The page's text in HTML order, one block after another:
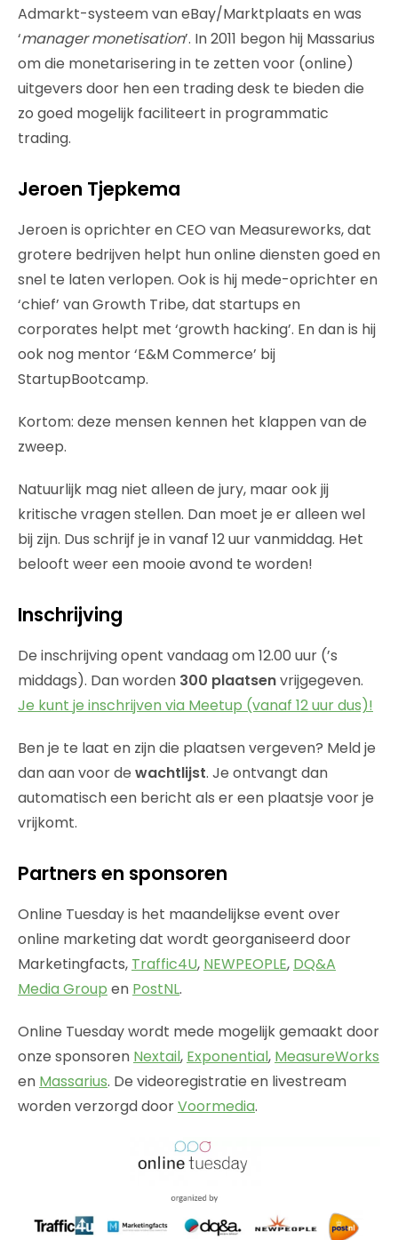
Admarkt-systeem van eBay/Marktplaats en was
‘manager monetisation’. In 2011 begon hij Massarius
om die monetarisering in te zetten voor (online)
uitgevers door hen een trading desk te bieden die
zo goed mogelijk faciliteert in programmatic
trading.
Jeroen Tjepkema
Jeroen is oprichter en CEO van Measureworks, dat
grotere bedrijven helpt hun online diensten goed en
snel te laten verlopen. Ook is hij mede-oprichter en
‘chief’ van Growth Tribe, dat startups en
corporates helpt met ‘growth hacking’. En dan is hij
ook nog mentor ‘E&M Commerce’ bij
StartupBootcamp.
Kortom: deze mensen kennen het klappen van de
zweep.
Natuurlijk mag niet alleen de jury, maar ook jij
kritische vragen stellen. Dan moet je er alleen wel
bij zijn. Dus schrijf je in vanaf 12 uur vanmiddag. Het
belooft weer een mooie avond te worden!
Inschrijving
De inschrijving opent vandaag om 12.00 uur (’s
middags). Dan worden 300 plaatsenvrijgegeven.
Je kunt je inschrijven via Meetup (vanaf 12 uur dus)!
Ben je te laat en zijn die plaatsen vergeven? Meld je
dan aan voor de wachtlijst. Je ontvangt dan
automatisch een bericht als er een plaatsje voor je
vrijkomt.
Partners en sponsoren
Online Tuesday is het maandelijkse event over
online marketing dat wordt georganiseerd door
Marketingfacts, Traffic4U, NEWPEOPLE, DQ&A
Media Group en PostNL.
Online Tuesday wordt mede mogelijk gemaakt door
onze sponsoren Nextail, Exponential, MeasureWorks
en Massarius. De videoregistratie en livestream
worden verzorgd doorVoormedia.